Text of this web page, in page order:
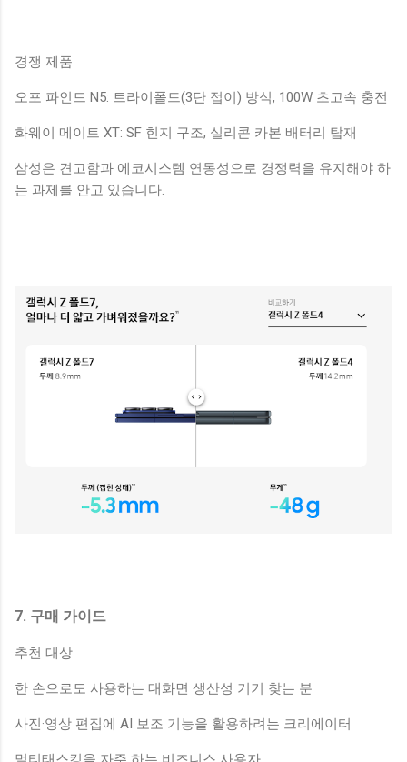
경쟁 제품
오포 파인드 N5: 트라이폴드(3단 접이) 방식, 100W 초고속 충전
화웨이 메이트 XT: SF 힌지 구조, 실리콘 카본 배터리 탑재
삼성은 견고함과 에코시스템 연동성으로 경쟁력을 유지해야 하
는 과제를 안고 있습니다.
7. 구매 가이드
추천 대상
한 손으로도 사용하는 대화면 생산성 기기 찾는 분
사진·영상 편집에 AI 보조 기능을 활용하려는 크리에이터